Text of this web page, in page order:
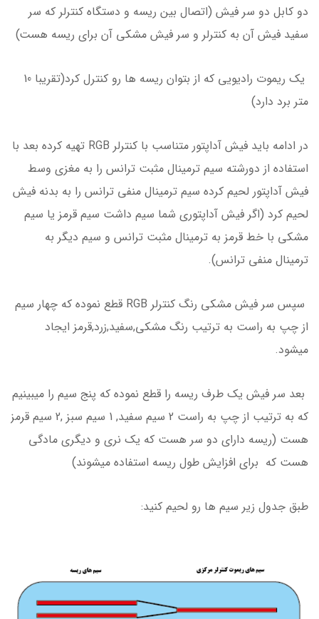
دو کابل دو سر فیش (اتصال بین ریسه و دستگاه کنترلر که سر
سفید فیش آن به کنترلر و سر فیش مشکی آن برای ریسه هست)
یک ریموت رادیویی که از بتوان ریسه ها رو کنترل کرد(تقریبا 10
متر برد دارد)
در ادامه باید فیش آداپتور متناسب با کنترلر RGB تهیه کرده بعد با
استفاده از دورشته سیم ترمینال مثبت ترانس را به مغزی وسط
فیش آداپتور لحیم کرده سیم ترمینال منفی ترانس را به بدنه فیش
لحیم کرد (اگر فیش آداپتوری شما سیم داشت سیم قرمز یا سیم
مشکی با خط قرمز به ترمینال مثبت ترانس و سیم دیگر به
ترمینال منفی ترانس).
سپس سر فیش مشکی رنگ کنترلر RGB قطع نموده که چهار سیم
از چپ به راست به ترتیب رنگ مشکی,سفید,زرد,قرمز ایجاد
میشود.
بعد سر فیش یک طرف ریسه را قطع نموده که پنج سیم را میبینیم
که به ترتیب از چپ به راست 2 سیم سفید, 1 سیم سبز ,2 سیم قرمز
هست (ریسه دارای دو سر هست که یک نری و دیگری مادگی
هست که برای افزایش طول ریسه استفاده میشوند)
طبق جدول زیر سیم ها رو لحیم کنید: